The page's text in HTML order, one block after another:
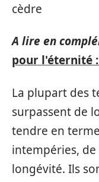
cèdre
A lire en
pour l'éternité
La plupart des
surpassent de
tendre en
intempéries,
longévité. Ils